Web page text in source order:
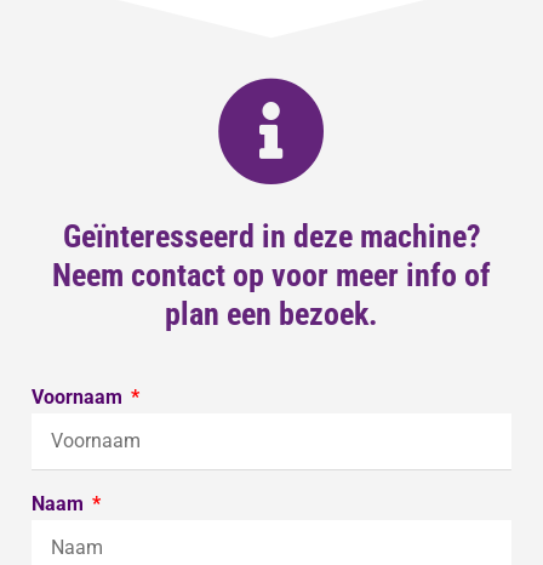
Geïnteresseerd in deze machine?
Neem contact op voor meer info of
plan een bezoek.
Voornaam
Naam